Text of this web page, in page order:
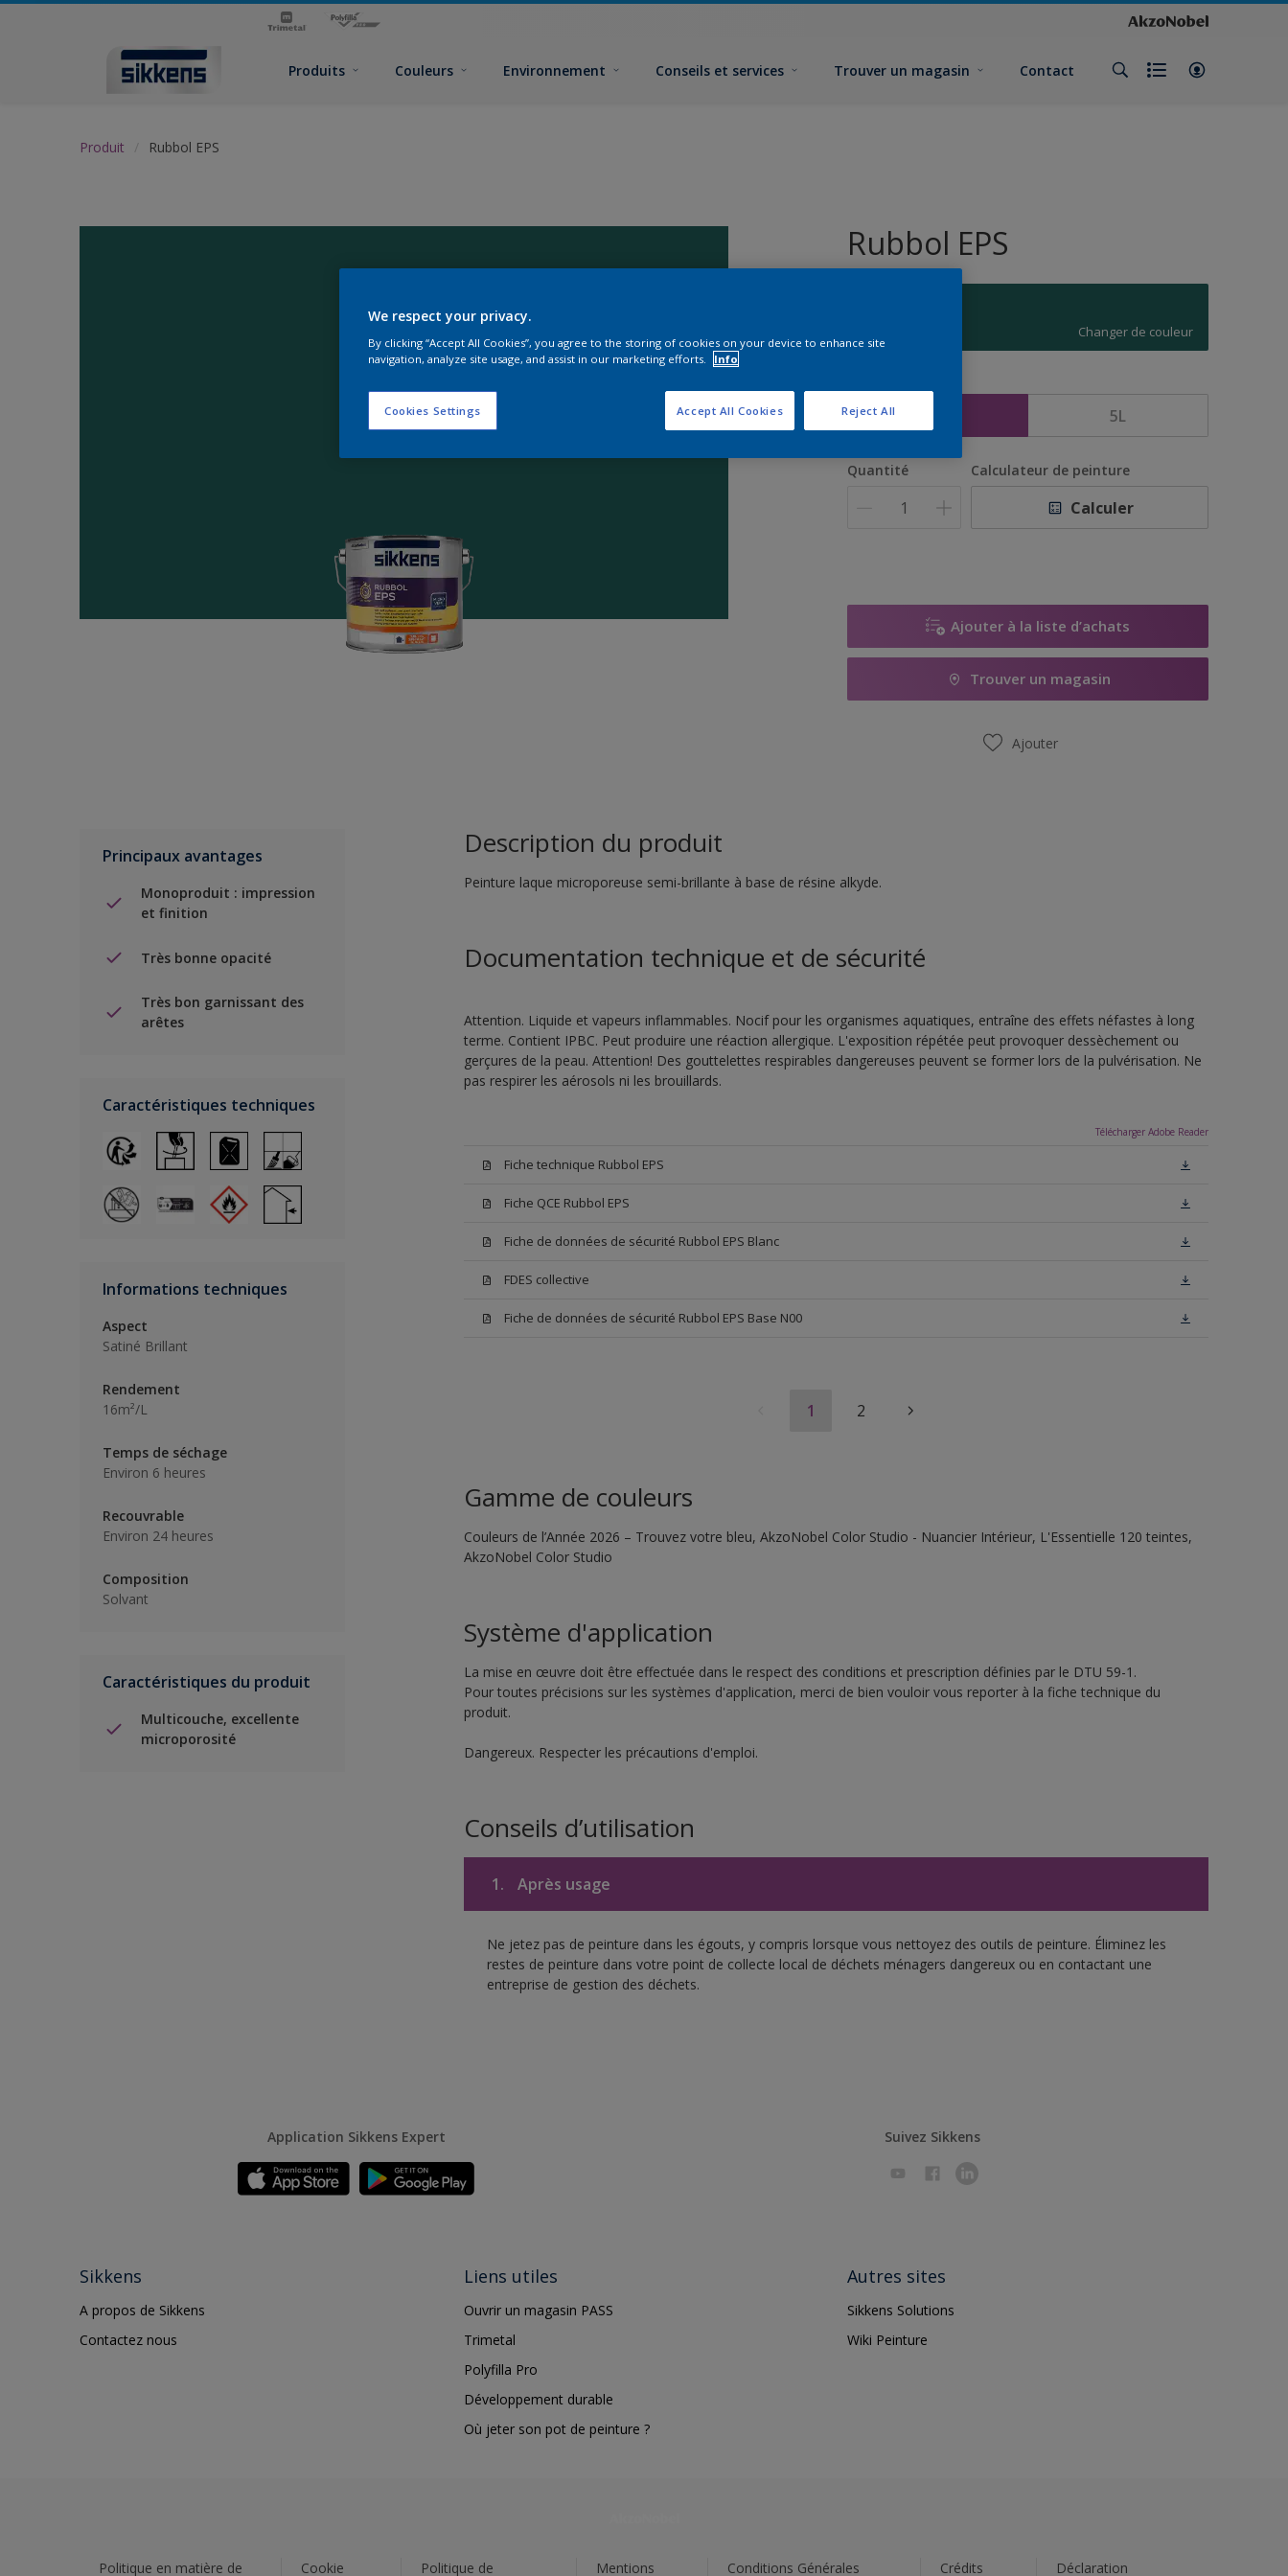
Produits Couleurs Environnement Conseils et services Trouver un magasin Contact
Produit Rubbol EPS
Rubbol EPS
Changer de couleur
5L
Quantité Calculateur de peinture
Calculer
Ajouter à la liste d’achats
Trouver un magasin
Ajouter
Principaux avantages
Monoproduit : impression
et finition
Très bonne opacité
Très bon garnissant des
arêtes
Caractéristiques techniques
Informations techniques
Aspect
Satiné Brillant
Rendement
16m²/L
Temps de séchage
Environ 6 heures
Recouvrable
Environ 24 heures
Composition
Solvant
Caractéristiques du produit
Multicouche, excellente
microporosité
Description du produit
Peinture laque microporeuse semi-brillante à base de résine alkyde.
Documentation technique et de sécurité
Attention. Liquide et vapeurs inflammables. Nocif pour les organismes aquatiques, entraîne des effets néfastes à long
terme. Contient IPBC. Peut produire une réaction allergique. L'exposition répétée peut provoquer dessèchement ou
gerçures de la peau. Attention! Des gouttelettes respirables dangereuses peuvent se former lors de la pulvérisation. Ne
pas respirer les aérosols ni les brouillards.
Télécharger Adobe Reader
Fiche technique Rubbol EPS
Fiche QCE Rubbol EPS
Fiche de données de sécurité Rubbol EPS Blanc
FDES collective
Fiche de données de sécurité Rubbol EPS Base N00
1 2
Gamme de couleurs
Couleurs de l’Année 2026 – Trouvez votre bleu, AkzoNobel Color Studio - Nuancier Intérieur, L'Essentielle 120 teintes,
AkzoNobel Color Studio
Système d'application
La mise en œuvre doit être effectuée dans le respect des conditions et prescription définies par le DTU 59-1.
Pour toutes précisions sur les systèmes d'application, merci de bien vouloir vous reporter à la fiche technique du
produit.
Dangereux. Respecter les précautions d'emploi.
Conseils d’utilisation
1. Après usage
Ne jetez pas de peinture dans les égouts, y compris lorsque vous nettoyez des outils de peinture. Éliminez les
restes de peinture dans votre point de collecte local de déchets ménagers dangereux ou en contactant une
entreprise de gestion des déchets.
Application Sikkens Expert Suivez Sikkens
Sikkens
A propos de Sikkens
Contactez nous
Liens utiles
Ouvrir un magasin PASS
Trimetal
Polyfilla Pro
Développement durable
Où jeter son pot de peinture ?
Autres sites
Sikkens Solutions
Wiki Peinture
Politique en matière de Cookie Politique de Mentions Conditions Générales Crédits Déclaration
We respect your privacy.
By clicking “Accept All Cookies”, you agree to the storing of cookies on your device to enhance site
navigation, analyze site usage, and assist in our marketing efforts.
Info
Cookies Settings Reject All
Accept All Cookies